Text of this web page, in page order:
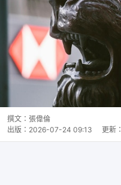
撰文： 張偉倫
出版： 2026-07-24 09:13 更新：